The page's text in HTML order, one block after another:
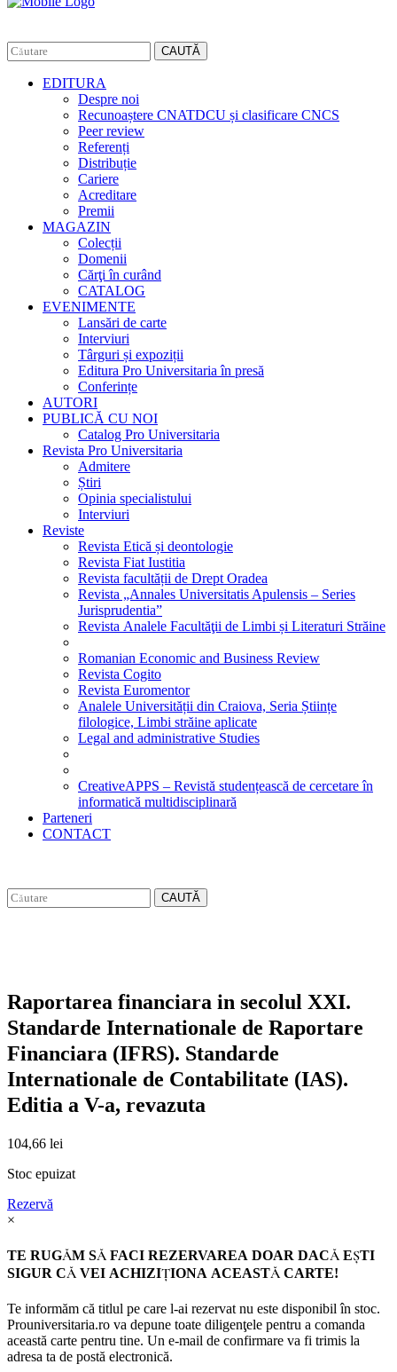
CAUTĂ
EDITURA
Despre noi
Recunoaștere CNATDCU și clasificare CNCS
Peer review
Referenți
Distribuție
Cariere
Acreditare
Premii
MAGAZIN
Colecții
Domenii
Cărţi în curând
CATALOG
EVENIMENTE
Lansări de carte
Interviuri
Târguri și expoziții
Editura Pro Universitaria în presă
Conferințe
AUTORI
PUBLICĂ CU NOI
Catalog Pro Universitaria
Revista Pro Universitaria
Admitere
Știri
Opinia specialistului
Interviuri
Reviste
Revista Etică și deontologie
Revista Fiat Iustitia
Revista facultății de Drept Oradea
Revista „Annales Universitatis Apulensis – Series
Jurisprudentia”
Revista Analele Facultăţii de Limbi și Literaturi Străine
Romanian Economic and Business Review
Revista Cogito
Revista Euromentor
Analele Universității din Craiova, Seria Științe
filologice, Limbi străine aplicate
Legal and administrative Studies
CreativeAPPS – Revistă studențească de cercetare în
informatică multidisciplinară
Parteneri
CONTACT
CAUTĂ
Raportarea financiara in secolul XXI.
Standarde Internationale de Raportare
Financiara (IFRS). Standarde
Internationale de Contabilitate (IAS).
Editia a V-a, revazuta
104,66 lei
Stoc epuizat
Rezervă
×
TE RUGĂM SĂ FACI REZERVAREA DOAR DACĂ EŞTI
SIGUR CĂ VEI ACHIZIŢIONA ACEASTĂ CARTE!
Te informăm că titlul pe care l-ai rezervat nu este disponibil în stoc.
Prouniversitaria.ro va depune toate diligenţele pentru a comanda
această carte pentru tine. Un e-mail de confirmare va fi trimis la
adresa ta de postă electronică.